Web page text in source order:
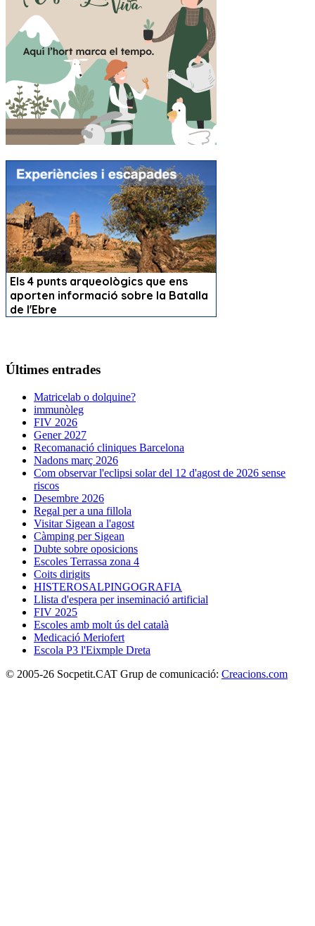
Últimes entrades
Matricelab o dolquine?
immunòleg
FIV 2026
Gener 2027
Recomanació cliniques Barcelona
Nadons març 2026
Com observar l'eclipsi solar del 12 d'agost de 2026 sense
riscos
Desembre 2026
Regal per a una fillola
Visitar Sigean a l'agost
Càmping per Sigean
Dubte sobre oposicions
Escoles Terrassa zona 4
Coits dirigits
HISTEROSALPINGOGRAFIA
Llista d'espera per inseminació artificial
FIV 2025
Escoles amb molt ús del català
Medicació Meriofert
Escola P3 l'Eixmple Dreta
© 2005-26 Socpetit.CAT Grup de comunicació: Creacions.com